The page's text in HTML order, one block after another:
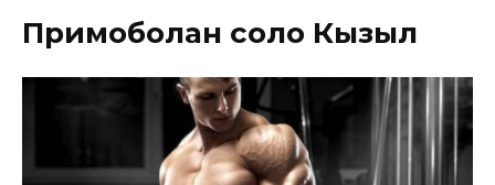
Примоболан соло Кызыл